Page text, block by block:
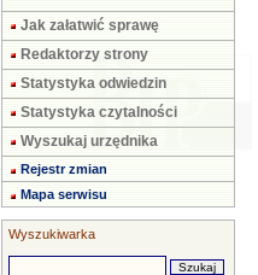
Jak załatwić sprawę
Redaktorzy strony
Statystyka odwiedzin
Statystyka czytalności
Wyszukaj urzędnika
Rejestr zmian
Mapa serwisu
Wyszukiwarka